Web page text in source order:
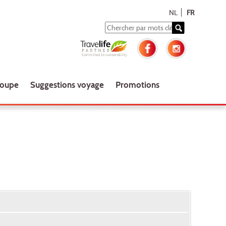
NL FR
Suggestions voyage Promotions